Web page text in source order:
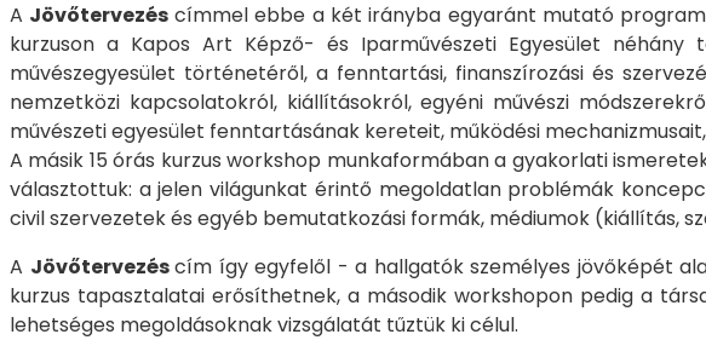
A Jövőtervezés címmel ebbe a két irányba egyaránt mutató
kurzuson a Kapos Art Képző- és Iparművészeti Egyesület
művészegyesület történetéről, a fenntartási, finanszírozási és
nemzetközi kapcsolatokról, kiállításokról, egyéni művészi
művészeti egyesület fenntartásának kereteit, működési
A másik 15 órás kurzus workshop munkaformában a gyakorlati
választottuk: a jelen világunkat érintő megoldatlan problémák
civil szervezetek és egyéb bemutatkozási formák, médiumok (kiállítás,
A Jövőtervezéscím így egyfelől - a hallgatók személyes jövőképét
kurzus tapasztalatai erősíthetnek, a második workshopon pedig a
lehetséges megoldásoknak vizsgálatát tűztük ki célul.